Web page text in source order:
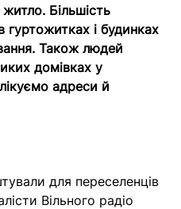
Більшість
гуртожитках і будинках
Також людей
домівках у
адреси й
для переселенців
Вільного радіо